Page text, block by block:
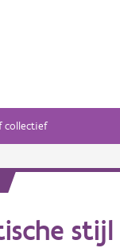
collectief
stijl